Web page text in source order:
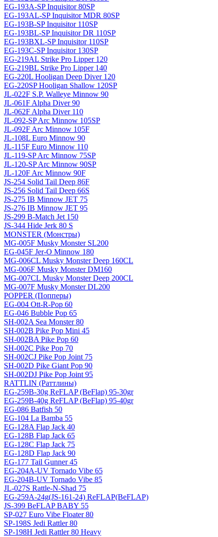
EG-193A-SP Inquisitor 80SP
EG-193AL-SP Inquisitor MDR 80SP
EG-193B-SP Inquisitor 110SP
EG-193BL-SP Inquisitor DR 110SP
EG-193BXL-SP Inquisitor 110SP
EG-193C-SP Inquisitor 130SP
EG-219AL Strike Pro Lipper 120
EG-219BL Strike Pro Lipper 140
EG-220L Hooligan Deep Diver 120
EG-220SP Hooligan Shallow 120SP
JL-022F S.P. Walleye Minnow 90
JL-061F Alpha Diver 90
JL-062F Alpha Diver 110
JL-092-SP Arc Minnow 105SP
JL-092F Arc Minnow 105F
JL-108L Euro Minnow 90
JL-115F Euro Minnow 110
JL-119-SP Arc Minnow 75SP
JL-120-SP Arc Minnow 90SP
JL-120F Arc Minnow 90F
JS-254 Solid Tail Deep 86F
JS-256 Solid Tail Deep 66S
JS-275 IB Minnow JET 75
JS-276 IB Minnow JET 95
JS-299 B-Match Jet 150
JS-344 Hide Jerk 80 S
MONSTER (Монстры)
MG-005F Musky Monster SL200
EG-045F Jer-O Minnow 180
MG-006CL Musky Monster Deep 160CL
MG-006F Musky Monster DM160
MG-007CL Musky Monster Deep 200CL
MG-007F Musky Monster DL200
POPPER (Попперы)
EG-004 Ott-R-Pop 60
EG-046 Bubble Pop 65
SH-002A Sea Monster 80
SH-002B Pike Pop Mini 45
SH-002BA Pike Pop 60
SH-002C Pike Pop 70
SH-002CJ Pike Pop Joint 75
SH-002D Pike Giant Pop 90
SH-002DJ Pike Pop Joint 95
RATTLIN (Раттлины)
EG-259B-30g ReFLAP (BeFlap) 95-30gr
EG-259B-40g ReFLAP (BeFlap) 95-40gr
EG-086 Batfish 50
EG-104 La Bamba 55
EG-128A Flap Jack 40
EG-128B Flap Jack 65
EG-128C Flap Jack 75
EG-128D Flap Jack 90
EG-177 Tail Gunner 45
EG-204A-UV Tornado Vibe 65
EG-204B-UV Tornado Vibe 85
JL-027S Rattle-N-Shad 75
EG-259A-24g(JS-161-24) ReFLAP(BeFLAP)
JS-399 BeFLAP BABY 55
SP-027 Euro Vibe Floater 80
SP-198S Jedi Rattler 80
SP-198H Jedi Rattler 80 Heavy